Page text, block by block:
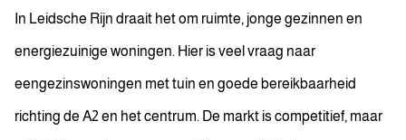
In Leidsche Rijn draait het om ruimte, jonge gezinnen en
energiezuinige woningen. Hier is veel vraag naar
eengezinswoningen met tuin en goede bereikbaarheid
richting de A2 en het centrum. De markt is competitief, maar